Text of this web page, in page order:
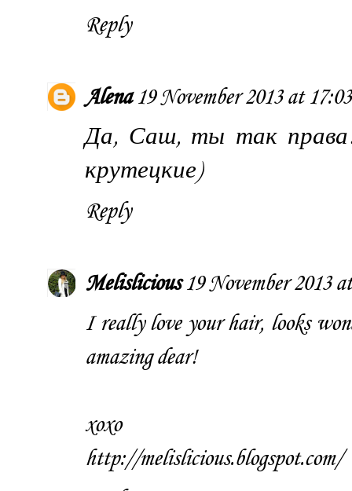
Reply
Alena 19 November 2013 at 17:03
Да, Саш, ты так
крутецкие)
Reply
Melislicious 19 November 2013
I really love your hair, looks
amazing dear!
xoxo
http://melislicious.blogspot.com/